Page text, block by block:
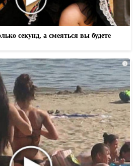
секунд, а смеяться вы будете
i